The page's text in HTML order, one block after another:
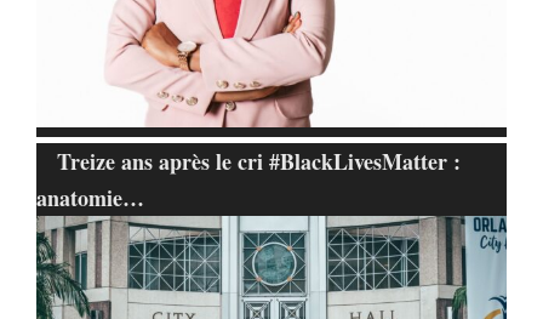
Treize ans après le cri #BlackLivesMatter :
anatomie…